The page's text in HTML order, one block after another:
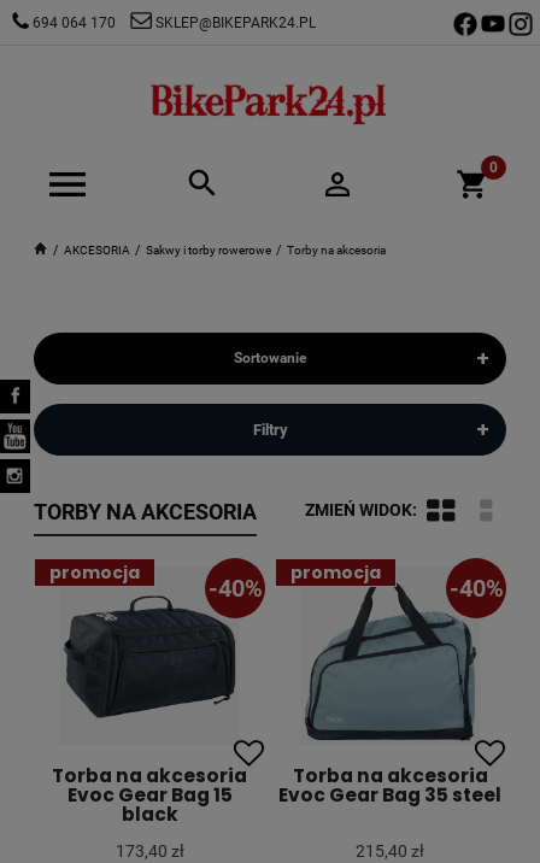
694 064 170 SKLEP@BIKEPARK24.PL
AKCESORIA Sakwy i torby rowerowe Torby na akcesoria
Sortowanie +
Filtry +
TORBY NA AKCESORIA
Torba na akcesoria
Evoc Gear Bag 15
black
173,40 zł
promocja
-40%
Torba na akcesoria
Evoc Gear Bag 35 steel
215,40 zł
promocja
-40%